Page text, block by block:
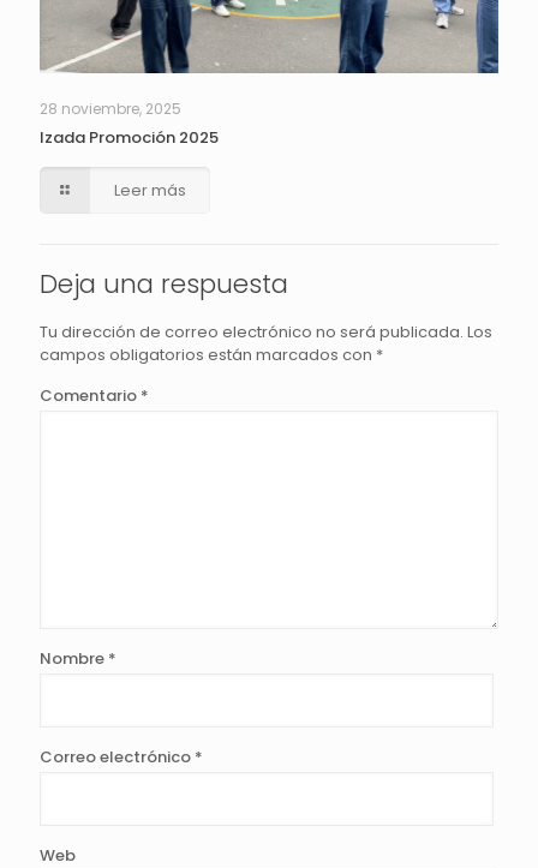
28 noviembre, 2025
Izada Promoción 2025
Leer más
Deja una respuesta
Tu dirección de correo electrónico no será publicada. Los
campos obligatorios están marcados con *
Comentario *
Nombre *
Correo electrónico *
Web